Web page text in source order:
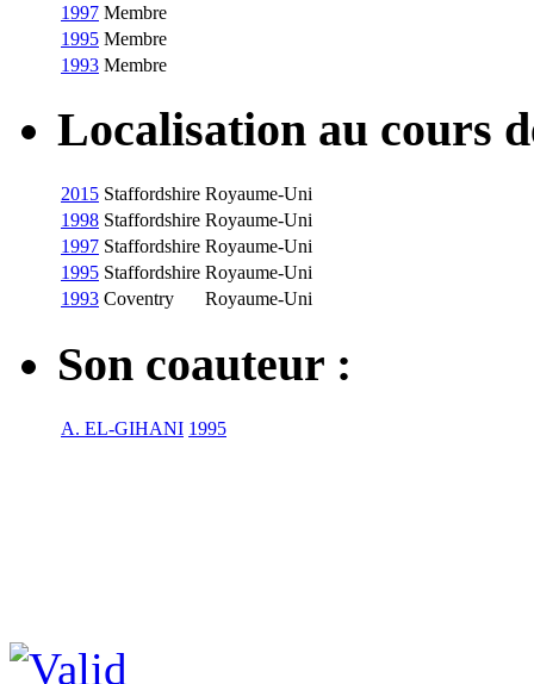
1997 Membre
1995 Membre
1993 Membre
Localisation au cours
2015 Staffordshire Royaume-Uni
1998 Staffordshire Royaume-Uni
1997 Staffordshire Royaume-Uni
1995 Staffordshire Royaume-Uni
1993 Coventry Royaume-Uni
Son coauteur :
A. EL-GIHANI 1995